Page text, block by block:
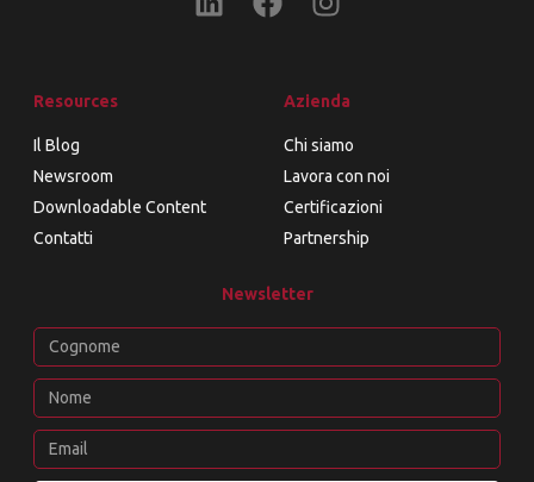
Resources
Il Blog
Newsroom
Downloadable Content
Contatti
Azienda
Chi siamo
Lavora con noi
Certificazioni
Partnership
Newsletter